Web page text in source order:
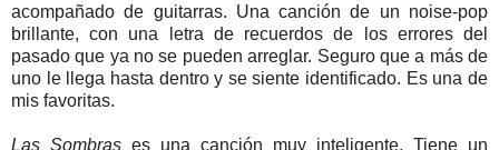
acompañado de guitarras. Una canción de un noise-pop
brillante, con una letra de recuerdos de los errores del
pasado que ya no se pueden arreglar. Seguro que a más de
uno le llega hasta dentro y se siente identificado. Es una de
mis favoritas.
Las Sombras es una canción muy inteligente. Tiene un